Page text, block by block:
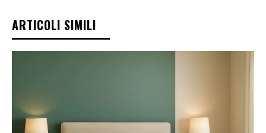
ARTICOLI SIMILI